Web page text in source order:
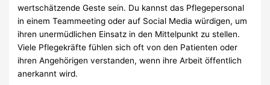
wertschätzende Geste sein. Du kannst das Pflegepersonal
in einem Teammeeting oder auf Social Media würdigen, um
ihren unermüdlichen Einsatz in den Mittelpunkt zu stellen.
Viele Pflegekräfte fühlen sich oft von den Patienten oder
ihren Angehörigen verstanden, wenn ihre Arbeit öffentlich
anerkannt wird.